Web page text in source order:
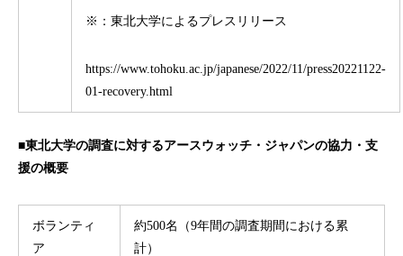
※：東北大学によるプレスリリース
https://www.tohoku.ac.jp/japanese/2022/11/press20221122-
01-recovery.html
■東北大学の調査に対するアースウォッチ・ジャパンの協力・支
援の概要
ボランティ
ア
約500名（9年間の調査期間における累
計）